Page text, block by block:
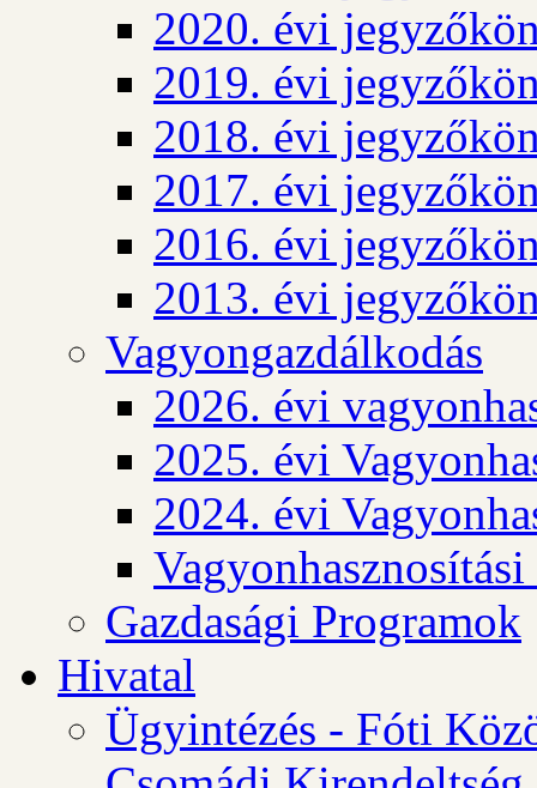
2020. évi
2019. évi
2018. évi
2017. évi
2016. évi
2013. évi
Vagyongazdálkodás
2026. évi
2025. évi
2024. évi
Gazdasági Programok
Hivatal
Ügyintézés - Fóti